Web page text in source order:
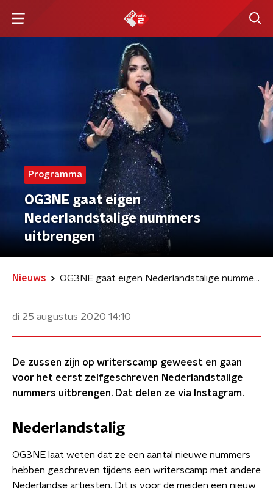
Programma
OG3NE gaat eigen
Nederlandstalige nummers
uitbrengen
Nieuws OG3NE gaat eigen Nederlandstalige nummers uitbrengen
di 25 augustus 2020 14:10
De zussen zijn op writerscamp geweest en gaan
voor het eerst zelfgeschreven Nederlandstalige
nummers uitbrengen. Dat delen ze via Instagram.
Nederlandstalig
OG3NE laat weten dat ze een aantal nieuwe nummers
hebben geschreven tijdens een writerscamp met andere
Nederlandse artiesten. Dit is voor de meiden een nieuw